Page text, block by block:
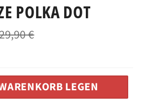
POLKA DOT
Preis €
LEGEN